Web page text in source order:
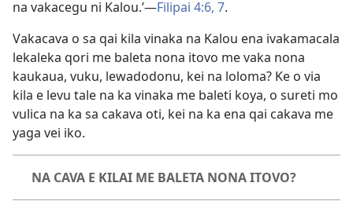
na vakacegu ni Kalou.’—Filipai 4:6, 7.
Vakacava o sa qai kila vinaka na Kalou ena ivakamacala
lekaleka qori me baleta nona itovo me vaka nona
kaukaua, vuku, lewadodonu, kei na loloma? Ke o via
kila e levu tale na ka vinaka me baleti koya, o sureti mo
vulica na ka sa cakava oti, kei na ka ena qai cakava me
yaga vei iko.
NA CAVA E KILAI ME BALETA NONA ITOVO?